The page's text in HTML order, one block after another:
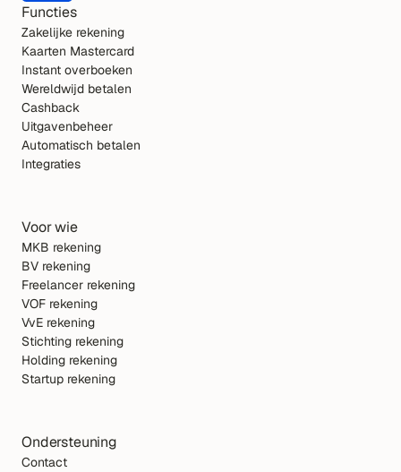
Functies
Zakelijke rekening
Kaarten Mastercard
Instant overboeken
Wereldwijd betalen
Cashback
Uitgavenbeheer
Automatisch betalen
Integraties
Voor wie
MKB rekening
BV rekening
Freelancer rekening
VOF rekening
VvE rekening
Stichting rekening
Holding rekening
Startup rekening
Ondersteuning
Contact